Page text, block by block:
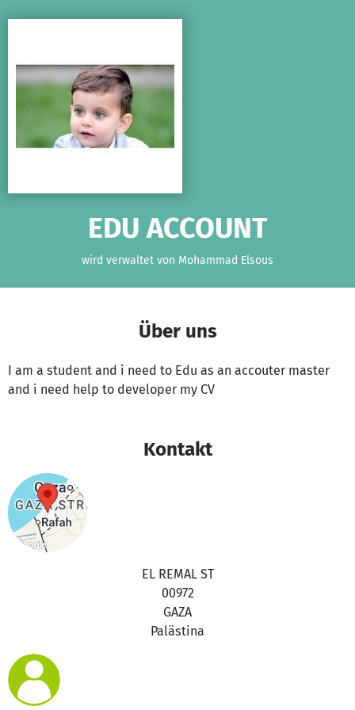
EDU ACCOUNT
wird verwaltet von Mohammad Elsous
Über uns
I am a student and i need to Edu as an accouter master
and i need help to developer my CV
Kontakt
EL REMAL ST
00972
GAZA
Palästina